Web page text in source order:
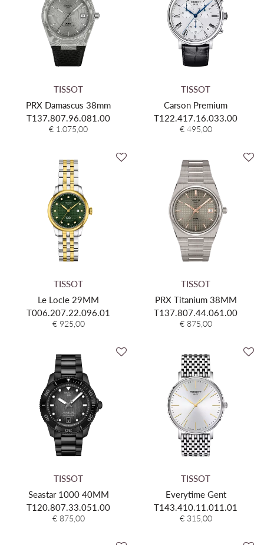
TISSOT
PRX Damascus 38mm
T137.807.96.081.00
€ 1.075,00
TISSOT
Carson Premium
T122.417.16.033.00
€ 495,00
TISSOT
Le Locle 29MM
T006.207.22.096.01
€ 925,00
TISSOT
PRX Titanium 38MM
T137.807.44.061.00
€ 875,00
TISSOT
Seastar 1000 40MM
T120.807.33.051.00
€ 875,00
TISSOT
Everytime Gent
T143.410.11.011.01
€ 315,00